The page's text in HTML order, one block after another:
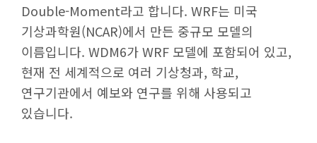
Double-Moment라고 합니다. WRF는 미국
기상과학원(NCAR)에서 만든 중규모 모델의
이름입니다. WDM6가 WRF 모델에 포함되어 있고,
현재 전 세계적으로 여러 기상청과, 학교,
연구기관에서 예보와 연구를 위해 사용되고
있습니다.